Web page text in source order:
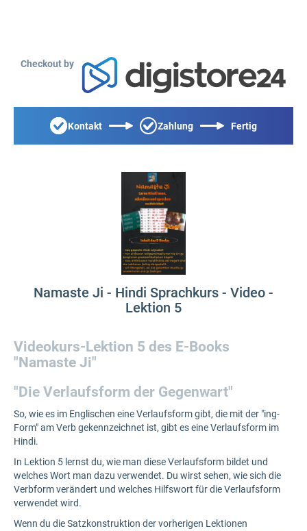
Checkout by
Kontakt Zahlung Fertig
Namaste Ji - Hindi Sprachkurs - Video -
Lektion 5
Videokurs-Lektion 5 des E-Books
"Namaste Ji"
"Die Verlaufsform der Gegenwart"
So, wie es im Englischen eine Verlaufsform gibt, die mit der "ing-
Form" am Verb gekennzeichnet ist, gibt es eine Verlaufsform im
Hindi.
In Lektion 5 lernst du, wie man diese Verlaufsform bildet und
welches Wort man dazu verwendet. Du wirst sehen, wie sich die
Verbform verändert und welches Hilfswort für die Verlaufsform
verwendet wird.
Wenn du die Satzkonstruktion der vorherigen Lektionen